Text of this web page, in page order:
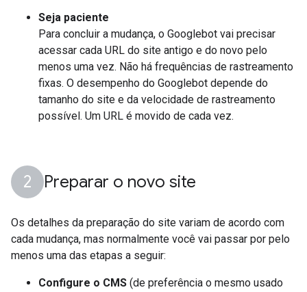
Seja paciente
Para concluir a mudança, o Googlebot vai precisar
acessar cada URL do site antigo e do novo pelo
menos uma vez. Não há frequências de rastreamento
fixas. O desempenho do Googlebot depende do
tamanho do site e da velocidade de rastreamento
possível. Um URL é movido de cada vez.
Preparar o novo site
Os detalhes da preparação do site variam de acordo com
cada mudança, mas normalmente você vai passar por pelo
menos uma das etapas a seguir:
Configure o CMS (de preferência o mesmo usado